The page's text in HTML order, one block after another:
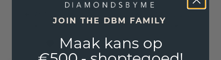
Gegarandeerd de laagste prijs
JOIN THE DBM FAMILY
Maak kans op